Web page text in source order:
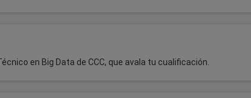
en Big Data de CCC, que avala tu cualificación.